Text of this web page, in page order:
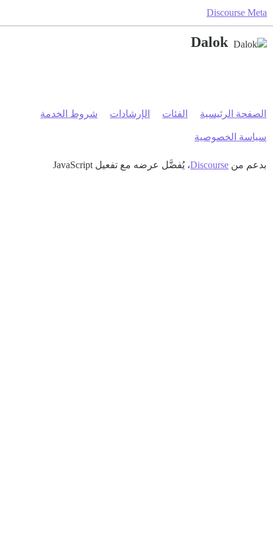
Discourse Meta
Dalok
الصفحة الرئيسية الفئات الإرشادات شروط الخدمة
سياسة الخصوصية
بدعم من Discourse، يُفضَّل عرضه مع تفعيل JavaScript